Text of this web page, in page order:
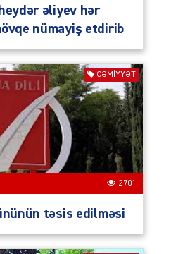
əliyev hər
nümayiş etdirib
CƏMIYYƏT
2701
təsis edilməsi